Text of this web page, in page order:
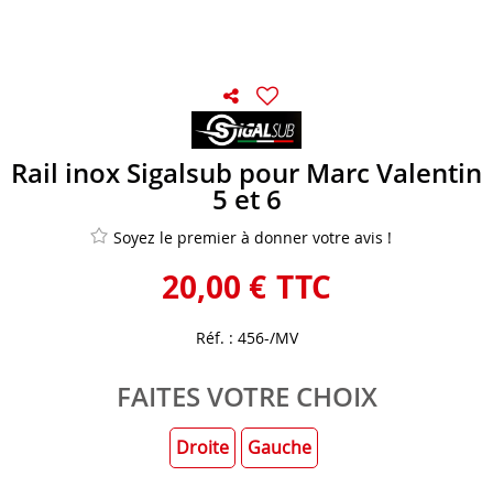
Rail inox Sigalsub pour Marc Valentin
5 et 6
Soyez le premier à donner votre avis !
20,00 € TTC
Réf. : 456-/MV
FAITES VOTRE CHOIX
Droite Gauche